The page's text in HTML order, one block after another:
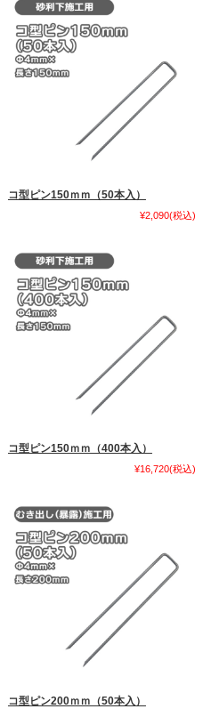
コ型ピン150ｍｍ（50本入）
¥2,090(税込)
コ型ピン150ｍｍ（400本入）
¥16,720(税込)
コ型ピン200ｍｍ（50本入）